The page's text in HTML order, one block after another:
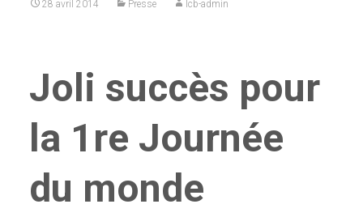
28 avril 2014 Presse lcb-admin
Joli succès pour
la 1re Journée
du monde